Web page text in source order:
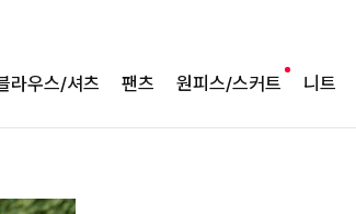
라우스/셔츠 팬츠 원피스/스커트 니트